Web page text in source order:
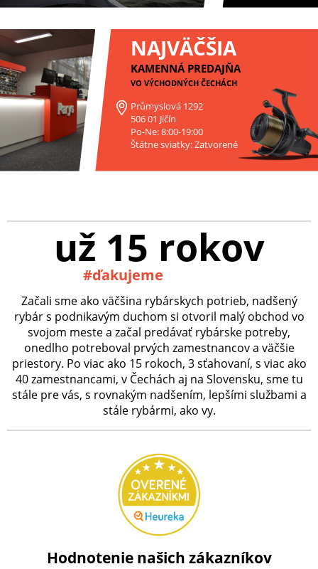
NAJVÄČŠIA
KAMENNÁ PREDAJŇA
VO VÝCHODNÝCH ČECHÁCH
Průmyslová 1292
506 01 Jičín
Po-Ne: 8:00-19:00
Štátne sviatky: Zatvorené
už 15 rokov
#ďakujeme
Začali sme ako väčšina rybárskych potrieb, nadšený
rybár s podnikavým duchom si otvoril malý obchod vo
svojom meste a začal predávať rybárske potreby,
onedlho potreboval prvých zamestnancov a väčšie
priestory. Po viac ako 15 rokoch, 3 sťahovaní, s viac ako
40 zamestnancami, v Čechách aj na Slovensku, sme tu
stále pre vás, s rovnakým nadšením, lepšími službami a
stále rybármi, ako vy.
Hodnotenie našich zákazníkov